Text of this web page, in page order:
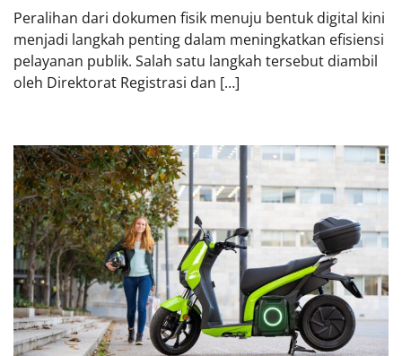
Peralihan dari dokumen fisik menuju bentuk digital kini
menjadi langkah penting dalam meningkatkan efisiensi
pelayanan publik. Salah satu langkah tersebut diambil
oleh Direktorat Registrasi dan […]